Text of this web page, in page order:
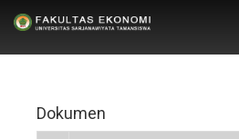
Dokumen